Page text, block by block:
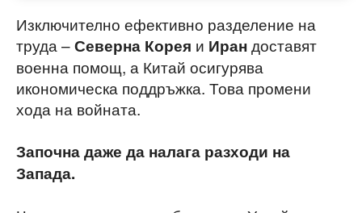
Изключително ефективно разделение на
труда –Северна Корея и Ирандоставят
военна помощ, а Китай осигурява
икономическа поддръжка. Това промени
хода на войната.
Започна даже да налага разходи на
Запада.